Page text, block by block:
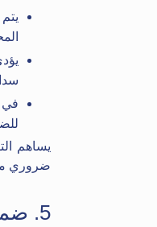
في
يساهم
ضروري من
5. ضمان الامتثال المستمر والاستعداد للتدقيق